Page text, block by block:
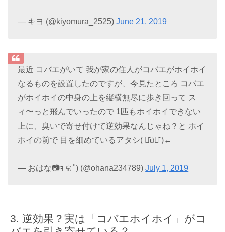
— キヨ (@kiyomura_2525)June 21, 2019
最近 コバエがいて 我が家の住人がコバエがホイホイ
なるものを設置したのですが、今見たところ コバエ
がホイホイの中身の上を縦横無尽に歩き回って ス
ィ〜っと飛んでいったので 1匹もホイホイできない
上に、臭いで寄せ付けて逆効果なんじゃね？と ホイ
ホイの前で 目を細めているアタシ( ⌯᷄௰⌯᷅ )←
— おはな📷ｮ ଳ ̊ ) (@ohana234789)July 1, 2019
逆効果？実は「コバエホイホイ」がコ